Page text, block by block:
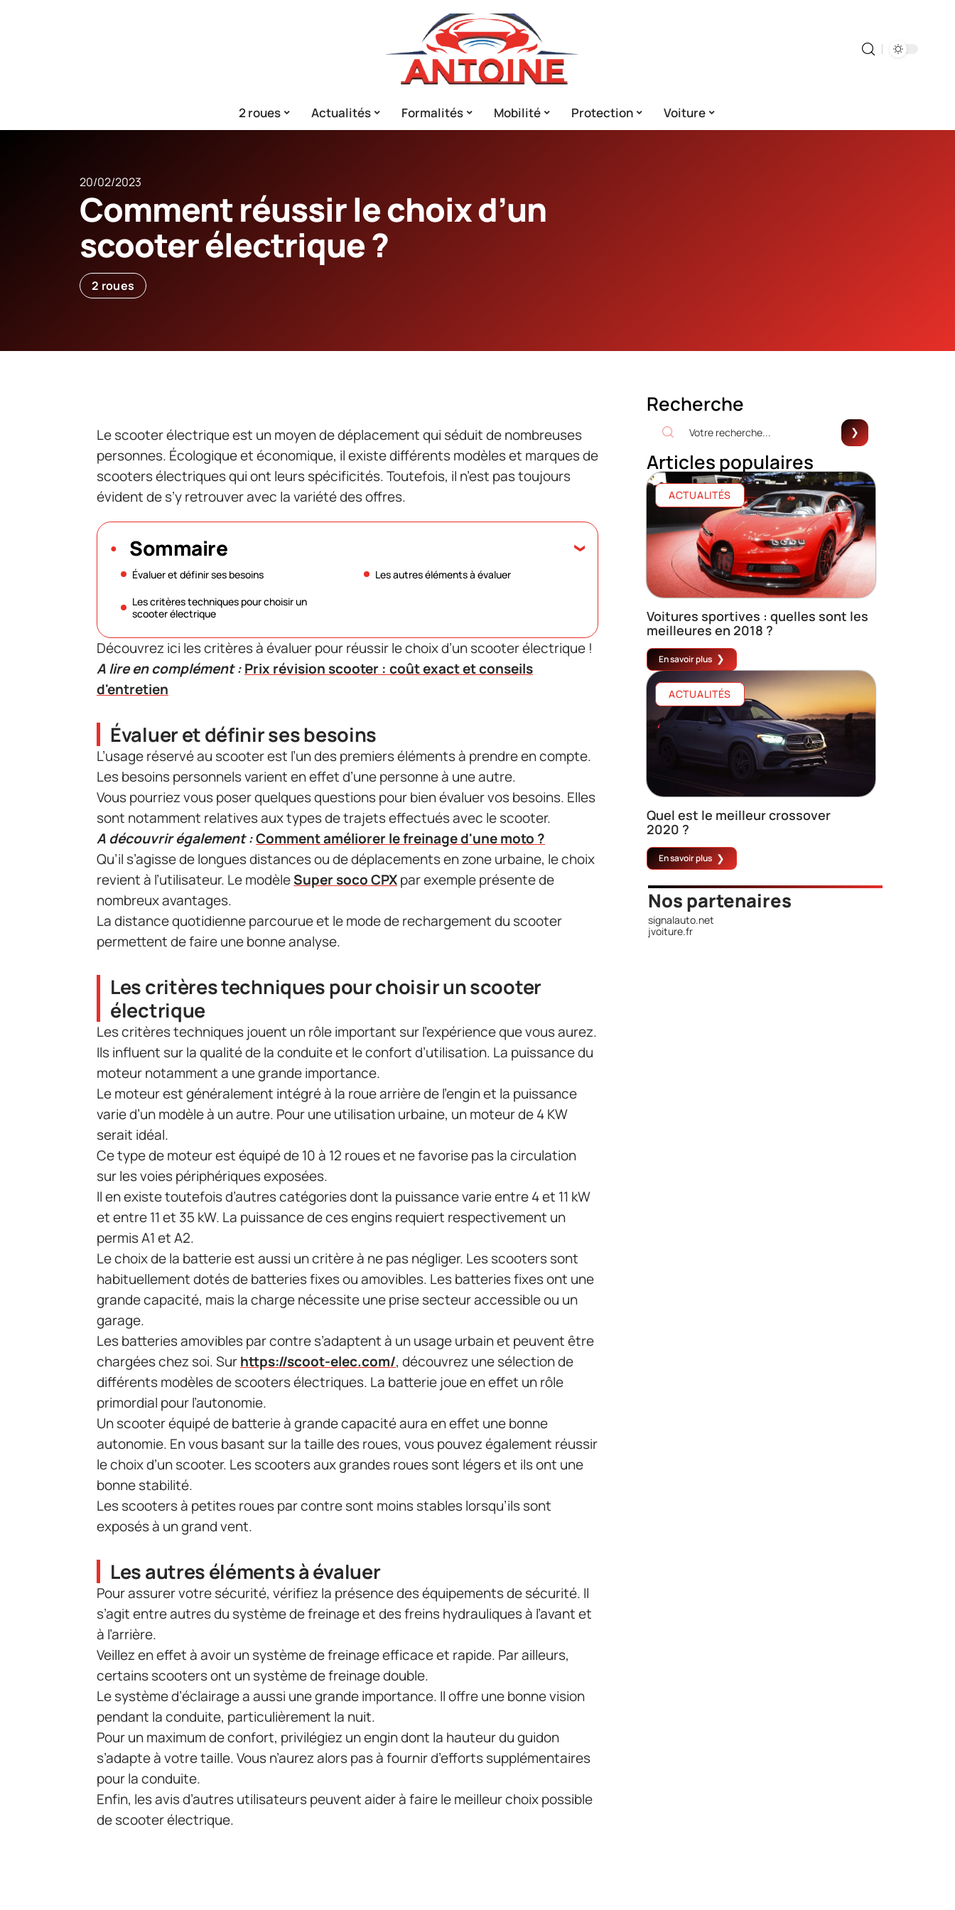
2 roues Actualités Formalités Mobilité Protection Voiture
20/02/2023
Comment réussir le choix d’un
scooter électrique ?
2 roues
Le scooter électrique est un moyen de déplacement qui séduit de nombreuses
personnes. Écologique et économique, il existe différents modèles et marques de
scooters électriques qui ont leurs spécificités. Toutefois, il n’est pas toujours
évident de s’y retrouver avec la variété des offres.
Sommaire
Évaluer et définir ses besoins
Les critères techniques pour choisir un
scooter électrique
Les autres éléments à évaluer
Découvrez ici les critères à évaluer pour réussir le choix d’un scooter électrique !
A lire en complément :Prix révision scooter : coût exact et conseils
d'entretien
Évaluer et définir ses besoins
L’usage réservé au scooter est l’un des premiers éléments à prendre en compte.
Les besoins personnels varient en effet d’une personne à une autre.
Vous pourriez vous poser quelques questions pour bien évaluer vos besoins. Elles
sont notamment relatives aux types de trajets effectués avec le scooter.
A découvrir également :Comment améliorer le freinage d'une moto ?
Qu’il s’agisse de longues distances ou de déplacements en zone urbaine, le choix
revient à l’utilisateur. Le modèleSuper soco CPXpar exemple présente de
nombreux avantages.
La distance quotidienne parcourue et le mode de rechargement du scooter
permettent de faire une bonne analyse.
Les critères techniques pour choisir un scooter
électrique
Les critères techniques jouent un rôle important sur l’expérience que vous aurez.
Ils influent sur la qualité de la conduite et le confort d’utilisation. La puissance du
moteur notamment a une grande importance.
Le moteur est généralement intégré à la roue arrière de l’engin et la puissance
varie d’un modèle à un autre. Pour une utilisation urbaine, un moteur de 4 KW
serait idéal.
Ce type de moteur est équipé de 10 à 12 roues et ne favorise pas la circulation
sur les voies périphériques exposées.
Il en existe toutefois d’autres catégories dont la puissance varie entre 4 et 11 kW
et entre 11 et 35 kW. La puissance de ces engins requiert respectivement un
permis A1 et A2.
Le choix de la batterie est aussi un critère à ne pas négliger. Les scooters sont
habituellement dotés de batteries fixes ou amovibles. Les batteries fixes ont une
grande capacité, mais la charge nécessite une prise secteur accessible ou un
garage.
Les batteries amovibles par contre s’adaptent à un usage urbain et peuvent être
chargées chez soi. Surhttps://scoot-elec.com/, découvrez une sélection de
différents modèles de scooters électriques. La batterie joue en effet un rôle
primordial pour l’autonomie.
Un scooter équipé de batterie à grande capacité aura en effet une bonne
autonomie. En vous basant sur la taille des roues, vous pouvez également réussir
le choix d’un scooter. Les scooters aux grandes roues sont légers et ils ont une
bonne stabilité.
Les scooters à petites roues par contre sont moins stables lorsqu’ils sont
exposés à un grand vent.
Les autres éléments à évaluer
Pour assurer votre sécurité, vérifiez la présence des équipements de sécurité. Il
s’agit entre autres du système de freinage et des freins hydrauliques à l’avant et
à l’arrière.
Veillez en effet à avoir un système de freinage efficace et rapide. Par ailleurs,
certains scooters ont un système de freinage double.
Le système d’éclairage a aussi une grande importance. Il offre une bonne vision
pendant la conduite, particulièrement la nuit.
Pour un maximum de confort, privilégiez un engin dont la hauteur du guidon
s’adapte à votre taille. Vous n’aurez alors pas à fournir d’efforts supplémentaires
pour la conduite.
Enfin, les avis d’autres utilisateurs peuvent aider à faire le meilleur choix possible
de scooter électrique.
Recherche
Articles populaires
ACTUALITÉS
Voitures sportives : quelles sont les
meilleures en 2018 ?
En savoir plus
ACTUALITÉS
Quel est le meilleur crossover
2020 ?
En savoir plus
Nos partenaires
signalauto.net
jvoiture.fr